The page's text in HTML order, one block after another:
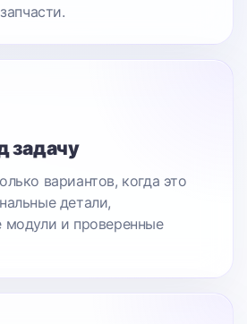
задачу
вариантов, когда это
детали,
модули и проверенные